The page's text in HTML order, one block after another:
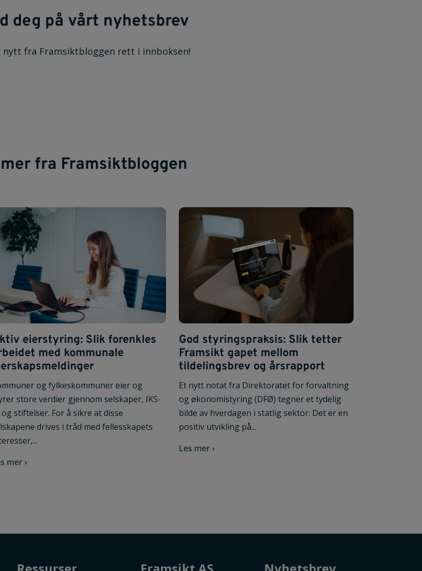
deg på vårt nyhetsbrev
nytt fra Framsiktbloggen rett i innboksen!
fra Framsiktbloggen
eierstyring: Slik forenkles
med kommunale
og fylkeskommuner eier og
store verdier gjennom selskaper, IKS-
stiftelser. For å sikre at disse
drives i tråd med fellesskapets
mer ›
God styringspraksis: Slik tetter
Framsikt gapet mellom
tildelingsbrev og årsrapport
Et nytt notat fra Direktoratet for forvaltning
og økonomistyring (DFØ) tegner et tydelig
bilde av hverdagen i statlig sektor: Det er en
positiv utvikling på...
Les mer ›